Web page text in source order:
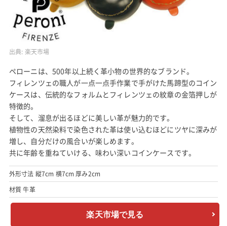
出典: 楽天市場
ペローニは、500年以上続く革小物の世界的なブランド。
フィレンツェの職人が一点一点手作業で手がけた馬蹄型のコイン
ケースは、伝統的なフォルムとフィレンツェの紋章の金箔押しが
特徴的。
そして、溜息が出るほどに美しい革が魅力的です。
植物性の天然染料で染色された革は使い込むほどにツヤに深みが
増し、自分だけの風合いが楽しめます。
共に年齢を重ねていける、味わい深いコインケースです。
外形寸法 縦7cm 横7cm 厚み2cm
材質 牛革
楽天市場で見る